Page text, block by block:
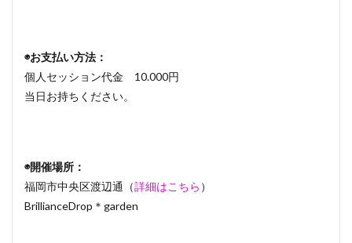
◉お支払い方法：
個人セッション代金 10.000円
当日お持ちください。
◉開催場所：
福岡市中央区渡辺通（詳細はこちら ）
BrillianceDrop＊garden